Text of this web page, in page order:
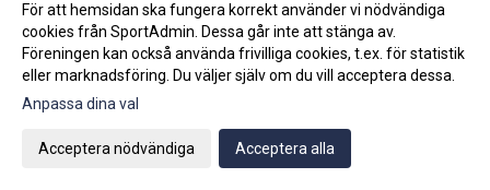
Vinnare i 50/50 lotteriet 11/8 2019-08-14 10:21
ÄFF söker matchsekreterare 2019-08-14 10:18
Angående gårdagens match i P19-Allsvenskan 2019-08-11 11:42
Kalle är på semester
Klubbchefen Helena Wennerström presenterar sig
För att hemsidan ska fungera korrekt använder vi nödvändiga
cookies från SportAdmin. Dessa går inte att stänga av.
Föreningen kan också använda frivilliga cookies, t.ex. för statistik
eller marknadsföring. Du väljer själv om du vill acceptera dessa.
Anpassa dina val
Acceptera nödvändiga Acceptera alla